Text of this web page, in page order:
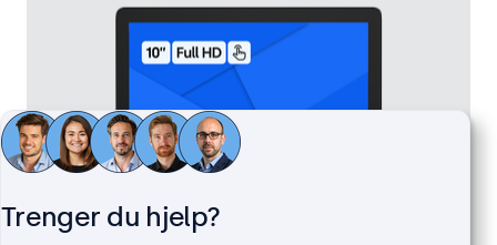
Trenger du hjelp?